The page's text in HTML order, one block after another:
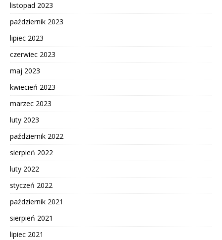
listopad 2023
październik 2023
lipiec 2023
czerwiec 2023
maj 2023
kwiecień 2023
marzec 2023
luty 2023
październik 2022
sierpień 2022
luty 2022
styczeń 2022
październik 2021
sierpień 2021
lipiec 2021